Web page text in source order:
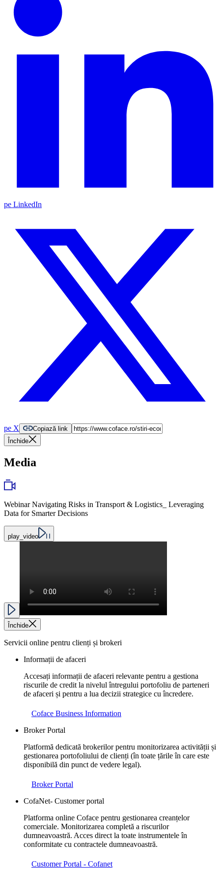
pe LinkedIn
pe X
Copiază link
Închide
Media
Webinar Navigating Risks in Transport & Logistics_ Leveraging
Data for Smarter Decisions
play_video
Închide
Servicii online pentru clienți și brokeri
Informații de afaceri
Accesați informații de afaceri relevante pentru a gestiona
riscurile de credit la nivelul întregului portofoliu de parteneri
de afaceri și pentru a lua decizii strategice cu încredere.
Coface Business Information
Broker Portal
Platformă dedicată brokerilor pentru monitorizarea activității și
gestionarea portofoliului de clienți (în toate țările în care este
disponibilă din punct de vedere legal).
Broker Portal
CofaNet- Customer portal
Platforma online Coface pentru gestionarea creanțelor
comerciale. Monitorizarea completă a riscurilor
dumneavoastră. Acces direct la toate instrumentele în
conformitate cu contractele dumneavoastră.
Customer Portal - Cofanet